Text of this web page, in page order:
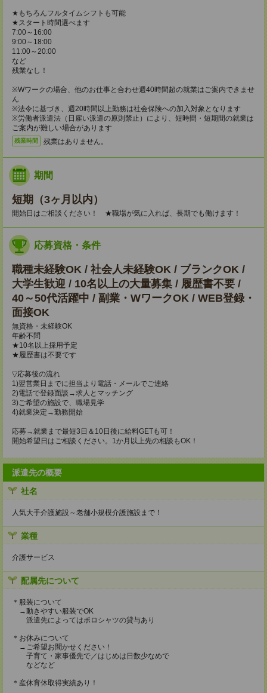
★もちろんフルタイムシフトも可能
★スタート時間選べます
7:00～16:00
9:00～18:00
11:00～20:00
など
残業なし！
※Wワークの場合、他のお仕事と合わせ週40時間超の就業はご案内できませ
ん
※法令に基づき、週20時間以上勤務は社会保険への加入対象となります
※労働者派遣法（日雇い派遣の原則禁止）により、短時間・短期間の就業は
ご案内が難しい場合があります
残業時間 残業はありません。
期間
短期（3ヶ月以内）
開始日はご相談ください！ ★職場が気に入れば、長期でも働けます！
応募資格・条件
職種未経験OK / 社会人未経験OK / ブランクOK /
大学生歓迎 / 10名以上の大量募集 / 履歴書不要 /
40～50代活躍中 / 副業・WワークOK / WEB登録・
面接OK
無資格・未経験OK
年齢不問
★10名以上採用予定
★履歴書は不要です
▽応募後の流れ
1)翌営業日までに担当より電話・メールでご連絡
2)電話で登録面談→求人とマッチング
3)ご希望の施設で、職場見学
4)就業決定→勤務開始
応募→就業まで最短3日＆10日後に給料GETも可！
開始希望日はご相談ください。1か月以上先の相談もOK！
派遣先の概要
社名
人気大手介護施設～老舗小規模介護施設まで！
業種
介護サービス
配属先について
＊服装について
→動きやすい服装でOK
派遣先によってはポロシャツの貸与あり
＊お休みについて
→ご希望お聞かせください！
子育て・家事優先で／はじめは日数少なめで
などなど
＊産休育休取得実績あり！